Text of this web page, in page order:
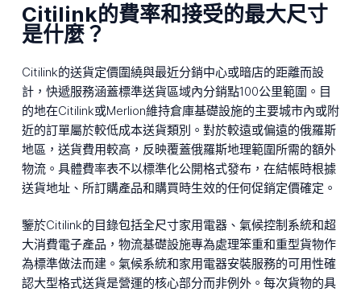
Citilink的費率和接受的最大尺寸
是什麼？
Citilink的送貨定價圍繞與最近分銷中心或暗店的距離而設
計，快遞服務涵蓋標準送貨區域內分銷點100公里範圍。目
的地在Citilink或Merlion維持倉庫基礎設施的主要城市內或附
近的訂單屬於較低成本送貨類別。對於較遠或偏遠的俄羅斯
地區，送貨費用較高，反映覆蓋俄羅斯地理範圍所需的額外
物流。具體費率表不以標準化公開格式發布，在結帳時根據
送貨地址、所訂購產品和購買時生效的任何促銷定價確定。
鑒於Citilink的目錄包括全尺寸家用電器、氣候控制系統和超
大消費電子產品，物流基礎設施專為處理笨重和重型貨物作
為標準做法而建。氣候系統和家用電器安裝服務的可用性確
認大型格式送貨是營運的核心部分而非例外。每次貨物的具